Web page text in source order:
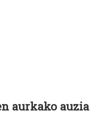
aurkako auzia